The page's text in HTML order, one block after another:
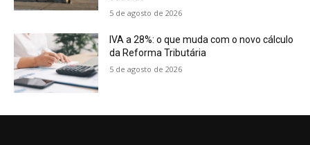
5 de agosto de 2026
IVA a 28%: o que muda com o novo cálculo
da Reforma Tributária
5 de agosto de 2026